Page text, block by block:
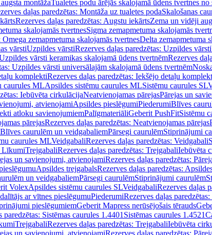
montāžaTualetes podu ārējās skalojamā ūdens tvertnes no
daļas paredzētas: Montāža uz tualetes podaSkalošanas
Rezerves daļas paredzētas: Augstu iekārtsZema un vidēji
skalojamās tvertnesSigma zemapmetuma skalojamās
Omega zemapmetuma skalojamās tvertnesDelta zemapmetuma
vārstiUzpildes vārstiRezerves daļas paredzētas: Uzpildes vārsti
vārsti keramikas skalojamā ūdens tvertnēmRezerves
Uzpildes vārsti universālajām skalojamā ūdens tvertnēm
komplektiRezerves daļas paredzētas: Iekšējo detaļu
caurules MLApsildes sistēmu caurules MLSistēmu caurules SL
Iebūvēta cirkulācijaNeatvienojamas pārejasPārejas un
atvienojamiApsildes pieslēgumiPiederumiBlīves
atloku savienojumiemPalīgmateriāliGeberit PushFitSistēmu
pārejasRezerves daļas paredzētas: Neatvienojamas pārejas
Blīves caurulēm un veidgabaliemPārsegi caurulēmStiprinājumi
caurules MLVeidgabaliRezerves daļas paredzētas: Veidgabali
LīkumiTrejgabaliRezerves daļas paredzētas: TrejgabaliIebūvēta
un savienojumi, atvienojamiRezerves daļas paredzētas:
Apsildes trejgabalsRezerves daļas paredzētas:
un veidgabaliemPārsegi caurulēmStiprinājumi caurulēm
VolexApsildes sistēmu caurules SLVeidgabaliRezerves daļas
ar vītnes pieslēgumuPiederumiRezerves daļas
pieslēgumiemGeberit Mapress nerūsējošais tērauds
paredzētas: Sistēmas caurules 1.4401 Sistēmas caurules 1.4521
TrejgabaliRezerves daļas paredzētas: TrejgabaliIebūvēta
un savienojumi, atvienojamiRezerves daļas paredzētas: